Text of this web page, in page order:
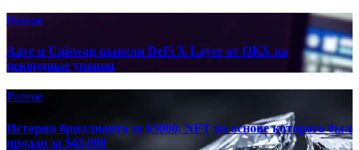
Разное
Aave и Uniswap вывели DeFi X Layer от OKX на
рекордные уровни
Разное
История бриллианта за $5000, NFT на основе которого был
продан за $43,000